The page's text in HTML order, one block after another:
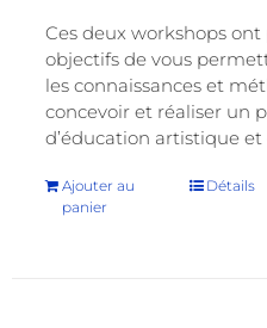
Ces deux workshops ont
objectifs de vous
les connaissances et
concevoir et réaliser un
d’éducation artistique
Ajouter au
panier
Détails